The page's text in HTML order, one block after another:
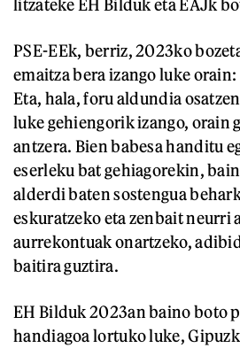
litzateke EH Bilduk eta EAJk
PSE-EEk, berriz, 2023ko
emaitza bera izango luke
Eta, hala, foru aldundia
luke gehiengorik izango, orain
antzera. Bien babesa handitu
eserleku bat gehiagorekin,
alderdi baten sostengua
eskuratzeko eta zenbait neurri
aurrekontuak onartzeko,
baitira guztira.
EH Bilduk 2023an baino boto
handiagoa lortuko luke,